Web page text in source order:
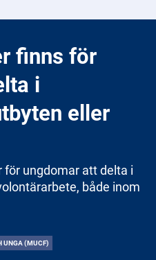
finns för
i
eller
ungdomar att delta i
både inom
UNGA (MUCF)